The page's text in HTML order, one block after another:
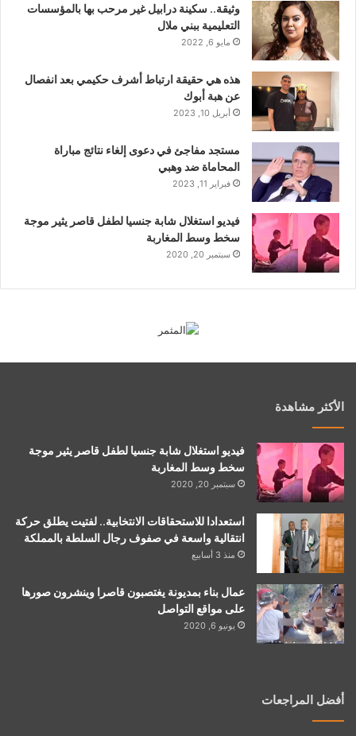
وثيقة.. سكينة درابيل غير مرحب بها بالمؤسسات
التعليمية ببني ملال
مايو 6, 2022
هذه هي حقيقة ارتباط أشرف حكيمي بعد انفصال
عن هبة أبوك
أبريل 10, 2023
مستجد مفاجئ في دعوى إلغاء نتائج مباراة
المحاماة ضد وهبي
فبراير 11, 2023
فيديو استغلال شابة جنسيا لطفل قاصر يثير موجة
سخط وسط المغاربة
سبتمبر 20, 2020
الأكثر مشاهدة
فيديو استغلال شابة جنسيا لطفل قاصر يثير موجة
سخط وسط المغاربة
سبتمبر 20, 2020
استعدادا للاستحقاقات الانتخابية.. لفتيت يطلق حركة
انتقالية واسعة في صفوف رجال السلطة بالمملكة
منذ 3 أسابيع
عمال بناء بمديونة يغتصبون قاصرا وينشرون صورها
على مواقع التواصل
يونيو 6, 2020
أفضل المراجعات